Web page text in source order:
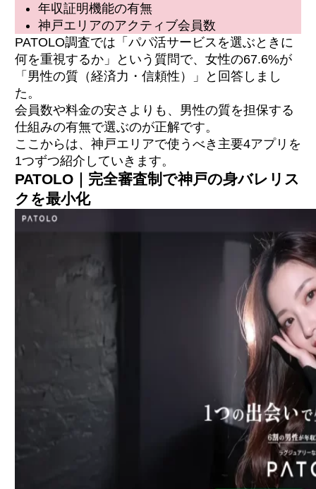
年収証明機能の有無
神戸エリアのアクティブ会員数
PATOLO調査では「パパ活サービスを選ぶときに
何を重視するか」という質問で、女性の67.6%が
「男性の質（経済力・信頼性）」と回答しまし
た。
会員数や料金の安さよりも、男性の質を担保する
仕組みの有無で選ぶのが正解です。
ここからは、神戸エリアで使うべき主要4アプリを
1つずつ紹介していきます。
PATOLO｜完全審査制で神戸の身バレリス
クを最小化